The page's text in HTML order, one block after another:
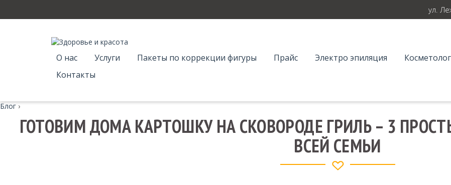
ул.
О нас Услуги Пакеты по коррекции фигуры Прайс Электро эпиляция
Контакты
Блог ›
ГОТОВИМ ДОМА КАРТОШКУ НА СКОВОРОДЕ ГРИЛЬ – 3
ВСЕЙ СЕМЬИ